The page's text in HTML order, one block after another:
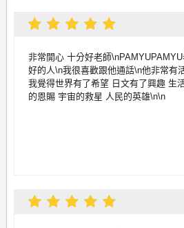
非常開心 十分好老師
好的人\n我很喜歡跟他通話\n他非常有
我覺得世界有了希望 日文有了興趣 生
的恩賜 宇宙的救星 人民的英雄\n\n